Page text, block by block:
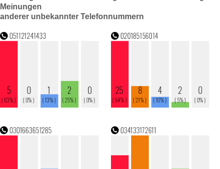
Meinungen
anderer unbekannter Telefonnummern